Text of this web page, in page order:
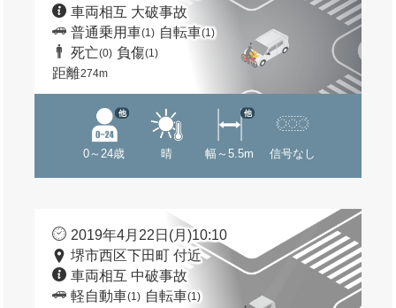
車両相互 大破事故
普通乗用車(1) 自転車(1)
死亡(0) 負傷(1)
距離274m
0～24歳
他
晴 幅～5.5m
他
信号なし
2019年4月22日(月)10:10
堺市西区下田町 付近
車両相互 中破事故
軽自動車(1) 自転車(1)